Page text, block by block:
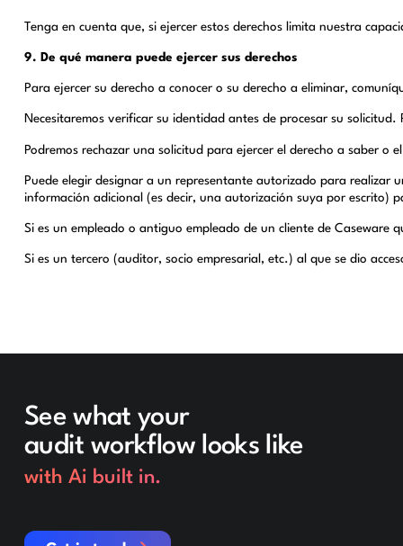
Tenga en cuenta que, si ejercer estos derechos limita nuestra
9. De qué manera puede ejercer sus derechos
Para ejercer su derecho a conocer o su derecho a eliminar,
Necesitaremos verificar su identidad antes de procesar su
Podremos rechazar una solicitud para ejercer el derecho a saber
Puede elegir designar a un representante autorizado para
información adicional (es decir, una autorización suya por escrito)
Si es un empleado o antiguo empleado de un cliente de Caseware
Si es un tercero (auditor, socio empresarial, etc.) al que se dio
See what your
audit workflow looks like
with Ai built in.
Get in touch